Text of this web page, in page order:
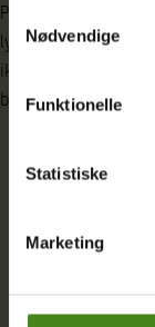
Samtykkevalg
Nødvendige
Funktionelle
Statistiske
Marketing
På lærerværelset i
lyden af glade
ikke længe, før
børnene vente på